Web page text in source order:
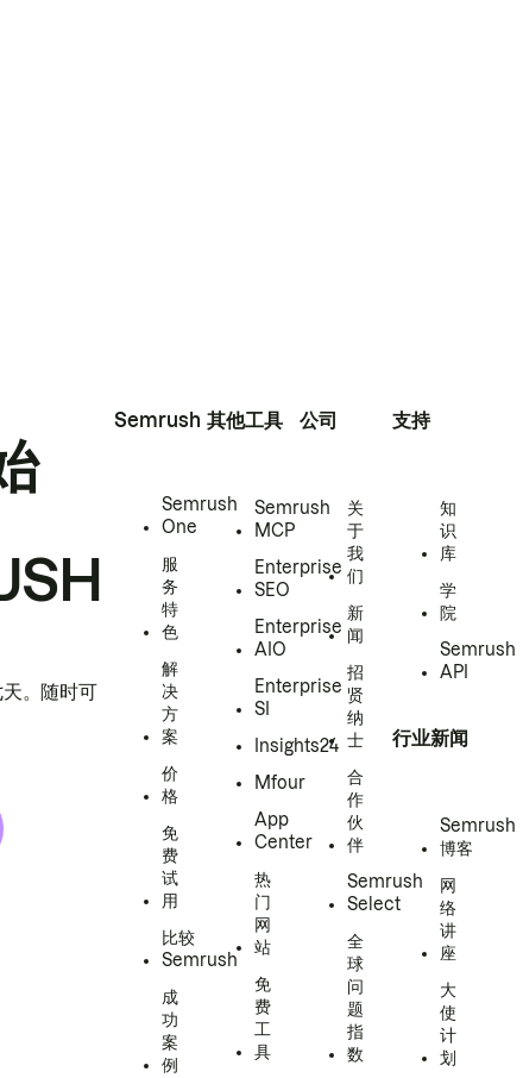
。随时可
Semrush
Semrush
One
服
务
特
色
解
决
方
案
价
格
免
费
试
用
比较
Semrush
成
功
案
例
其他工具
Semrush
MCP
Enterprise
SEO
Enterprise
AIO
Enterprise
SI
Insights24
Mfour
App
Center
热
门
网
站
免
费
工
具
公司
关
于
我
们
新
闻
招
贤
纳
士
合
作
伙
伴
Semrush
Select
全
球
问
题
指
数
支持
知
识
库
学
院
Semrush
API
行业新闻
Semrush
博客
网
络
讲
座
大
使
计
划